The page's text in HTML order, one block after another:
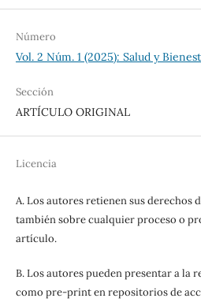
Número
Vol. 2 Núm. 1 (2025): Salud y
Sección
ARTÍCULO ORIGINAL
Licencia
A. Los autores retienen sus derechos
también sobre cualquier proceso o
artículo.
B. Los autores pueden presentar a la
como pre-print en repositorios de